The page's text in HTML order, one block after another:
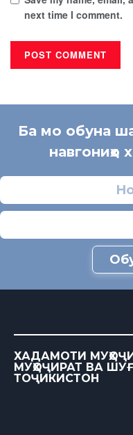
next time I comment.
Ба мо обуна
навгониҳо
ХАДАМОТИ
МУҲОҶИРАТ ВА
ТОҶИКИСТОН